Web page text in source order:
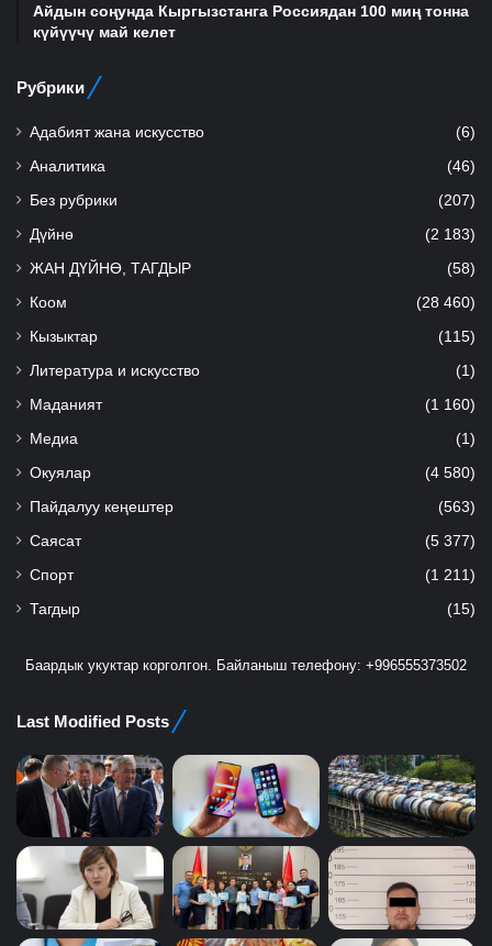
Айдын соңунда Кыргызстанга Россиядан 100 миң тонна
күйүүчү май келет
Рубрики
Адабият жана искусство (6)
Аналитика (46)
Без рубрики (207)
Дүйнө (2 183)
ЖАН ДҮЙНӨ, ТАГДЫР (58)
Коом (28 460)
Кызыктар (115)
Литература и искусство (1)
Маданият (1 160)
Медиа (1)
Окуялар (4 580)
Пайдалуу кеңештер (563)
Саясат (5 377)
Спорт (1 211)
Тагдыр (15)
Баардык укуктар корголгон. Байланыш телефону: +996555373502
Last Modified Posts